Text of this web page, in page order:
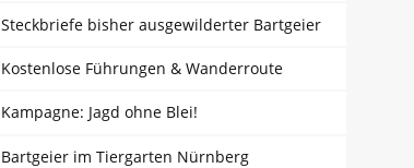
Steckbriefe bisher ausgewilderter Bartgeier
Kostenlose Führungen & Wanderroute
Kampagne: Jagd ohne Blei!
Bartgeier im Tiergarten Nürnberg